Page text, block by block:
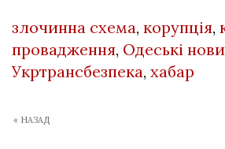
злочинна схема, корупція,
провадження, Одеські
Укртрансбезпека, хабар
« НАЗАД